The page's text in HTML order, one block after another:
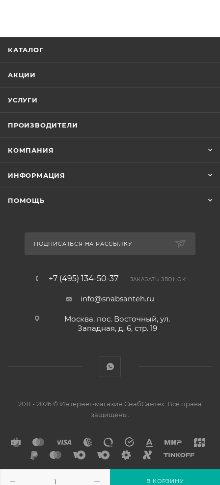
В КОРЗИНУ
КАТАЛОГ
АКЦИИ
УСЛУГИ
ПРОИЗВОДИТЕЛИ
КОМПАНИЯ
ИНФОРМАЦИЯ
ПОМОЩЬ
ПОДПИСАТЬСЯ НА РАССЫЛКУ
+7 (495) 134-50-37 ЗАКАЗАТЬ ЗВОНОК
info@snabsanteh.ru
Москва, пос. Восточный, ул.
Западная, д. 6, стр. 19
2011 - 2026 © Интернет-магазин СнабСантех. Все права
защищены.